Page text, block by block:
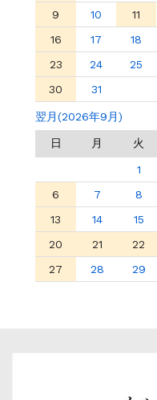
9
10 11
16
17 18
23
24 25
30
31
翌月(2026年9月)
日 月 火
1
6
7 8
13
14 15
20
21 22
27
28 29